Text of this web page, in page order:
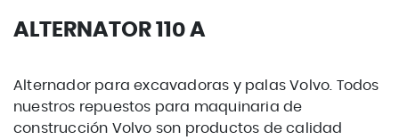
ALTERNATOR 110 A
Alternador para excavadoras y palas Volvo. Todos
nuestros repuestos para maquinaria de
construcción Volvo son productos de calidad